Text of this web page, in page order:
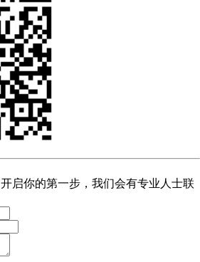
开启你的第一步，我们会有专业人士联